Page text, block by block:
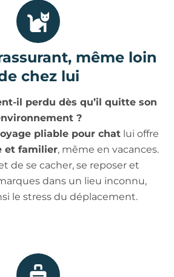
même loin
chez lui
il perdu dès qu’il quitte son
?
pliable pour chat lui offre
et familier, même en vacances.
de se cacher, se reposer et
dans un lieu inconnu,
le stress du déplacement.